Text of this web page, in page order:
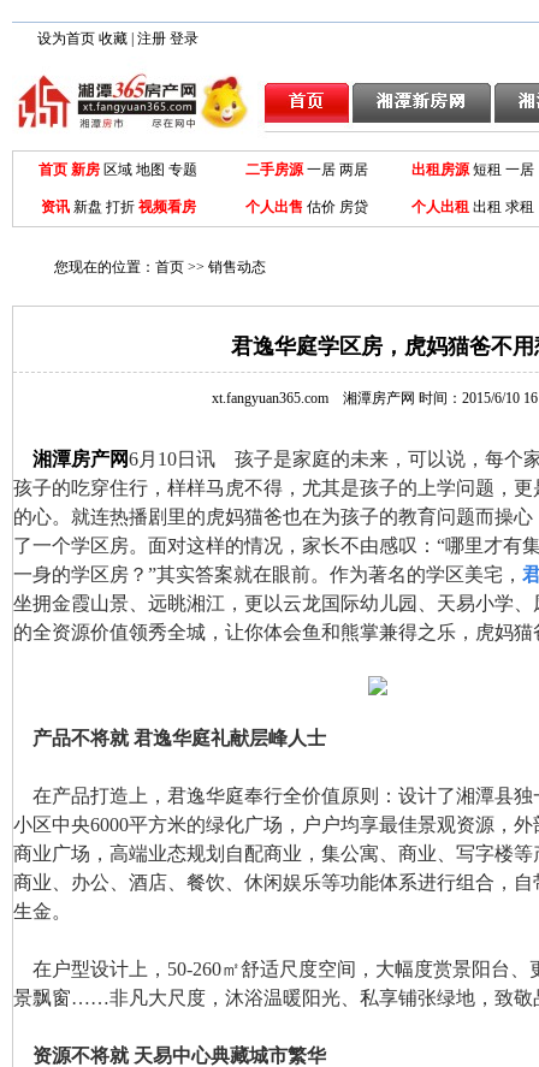
设为首页 收藏 注册 登录
首页 新房 区域 地图 专题 二手房源 一居 两居 出租房源短租 一居
资讯 新盘 打折 视频看房 个人出售 估价 房贷 个人出租 出租 求租
您现在的位置： 首页 >> 销售动态
君逸华庭学区房，虎妈猫爸不用
xt.fangyuan365.com 湘潭房产网 时间：2015/6/10
湘潭房产网6月10日讯 孩子是家庭的未来，可以说，每个
孩子的吃穿住行，样样马虎不得，尤其是孩子的上学问题，
的心。就连热播剧里的虎妈猫爸也在为孩子的教育问题而操
了一个学区房。面对这样的情况，家长不由感叹：“哪里才有
一身的学区房？”其实答案就在眼前。作为著名的学区美宅，
坐拥金霞山景、远眺湘江，更以云龙国际幼儿园、天易小学
的全资源价值领秀全城，让你体会鱼和熊掌兼得之乐，虎妈
产品不将就 君逸华庭礼献层峰人士
在产品打造上，君逸华庭奉行全价值原则：设计了湘潭县独
小区中央6000平方米的绿化广场，户户均享最佳景观资源，外
商业广场，高端业态规划自配商业，集公寓、商业、写字楼
商业、办公、酒店、餐饮、休闲娱乐等功能体系进行组合，
生金。
在户型设计上，50-260㎡舒适尺度空间，大幅度赏景阳台、
景飘窗……非凡大尺度，沐浴温暖阳光、私享铺张绿地，致敬
资源不将就 天易中心典藏城市繁华